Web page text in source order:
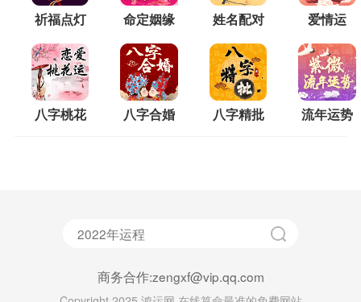
祈福点灯 命定姻缘 姓名配对 爱情运
八字桃花 八字合婚 八字精批 流年运势
商务合作:zengxf@vip.qq.com